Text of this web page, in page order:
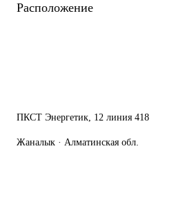
Расположение
ПКСТ Энергетик, 12 линия 418
Жаналык · Алматинская обл.